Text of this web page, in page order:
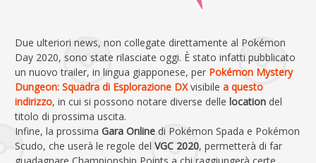
Due ulteriori news, non collegate direttamente al Pokémon
Day 2020, sono state rilasciate oggi. È stato infatti pubblicato
un nuovo trailer, in lingua giapponese, per Pokémon Mystery
Dungeon: Squadra di Esplorazione DXvisibile a questo
indirizzo, in cui si possono notare diverse delle location del
titolo di prossima uscita.
Infine, la prossima Gara Online di Pokémon Spada e Pokémon
Scudo, che userà le regole del VGC 2020, permetterà di far